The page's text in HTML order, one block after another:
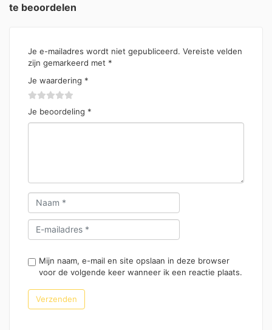
te beoordelen
Je e-mailadres wordt niet gepubliceerd. Vereiste velden
zijn gemarkeerd met *
Je waardering *
Je beoordeling *
Mijn naam, e-mail en site opslaan in deze browser
voor de volgende keer wanneer ik een reactie plaats.